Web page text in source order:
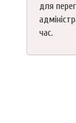
для
час.